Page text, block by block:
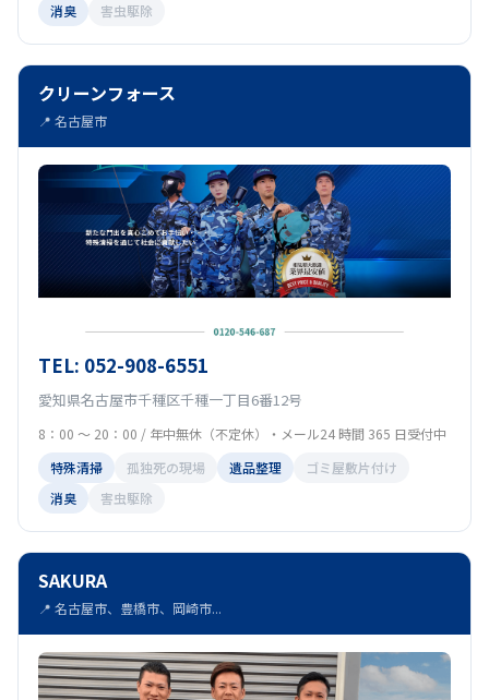
消臭
害虫駆除
クリーンフォース
📍 名古屋市
TEL: 052-908-6551
愛知県名古屋市千種区千種一丁目6番12号
8：00 ～ 20：00 / 年中無休（不定休）・メール24 時間 365 日受付中
特殊清掃
孤独死の現場 遺品整理
ゴミ屋敷片付け
消臭
害虫駆除
SAKURA
📍 名古屋市、豊橋市、岡崎市...